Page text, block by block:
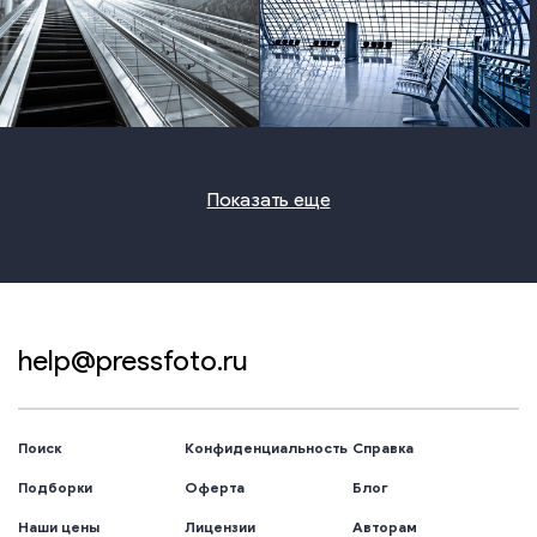
photo photo
Показать еще
help@pressfoto.ru
Поиск
Подборки
Наши цены
Конфиденциальность
Оферта
Лицензии
Справка
Блог
Авторам